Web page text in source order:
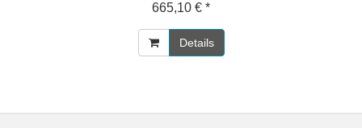
665,10 € *
Details